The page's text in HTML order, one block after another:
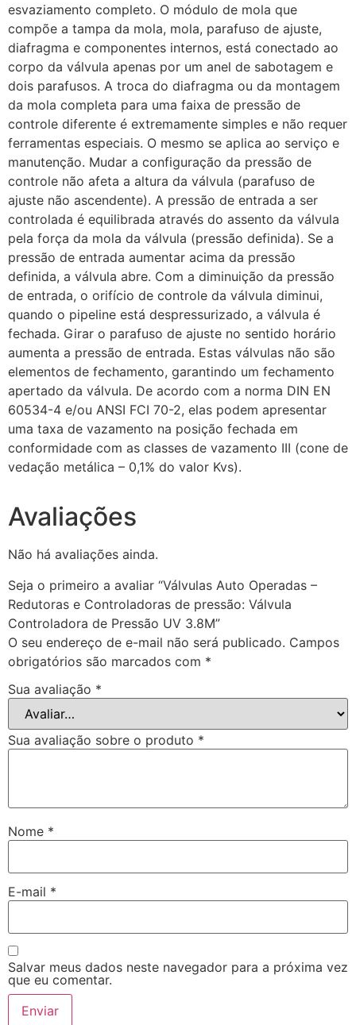
esvaziamento completo. O módulo de mola que
compõe a tampa da mola, mola, parafuso de ajuste,
diafragma e componentes internos, está conectado ao
corpo da válvula apenas por um anel de sabotagem e
dois parafusos. A troca do diafragma ou da montagem
da mola completa para uma faixa de pressão de
controle diferente é extremamente simples e não requer
ferramentas especiais. O mesmo se aplica ao serviço e
manutenção. Mudar a configuração da pressão de
controle não afeta a altura da válvula (parafuso de
ajuste não ascendente). A pressão de entrada a ser
controlada é equilibrada através do assento da válvula
pela força da mola da válvula (pressão definida). Se a
pressão de entrada aumentar acima da pressão
definida, a válvula abre. Com a diminuição da pressão
de entrada, o orifício de controle da válvula diminui,
quando o pipeline está despressurizado, a válvula é
fechada. Girar o parafuso de ajuste no sentido horário
aumenta a pressão de entrada. Estas válvulas não são
elementos de fechamento, garantindo um fechamento
apertado da válvula. De acordo com a norma DIN EN
60534-4 e/ou ANSI FCI 70-2, elas podem apresentar
uma taxa de vazamento na posição fechada em
conformidade com as classes de vazamento III (cone de
vedação metálica – 0,1% do valor Kvs).
Avaliações
Não há avaliações ainda.
Seja o primeiro a avaliar “Válvulas Auto Operadas –
Redutoras e Controladoras de pressão: Válvula
Controladora de Pressão UV 3.8M”
O seu endereço de e-mail não será publicado. Campos
obrigatórios são marcados com *
Sua avaliação *
Sua avaliação sobre o produto *
Nome *
E-mail *
Salvar meus dados neste navegador para a próxima vez
que eu comentar.